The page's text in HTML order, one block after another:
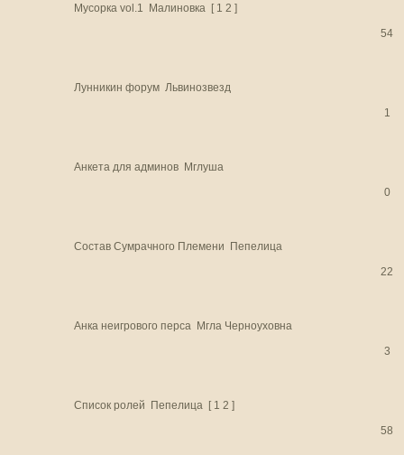
Мусорка vol.1 Малиновка [ 1 2 ]
54
Лунникин форум Львинозвезд
1
Анкета для админов Мглуша
0
Состав Сумрачного Племени Пепелица
22
Анка неигрового перса Мгла Черноуховна
3
Список ролей Пепелица [ 1 2 ]
58